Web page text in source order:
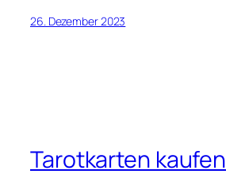
26. Dezember 2023
Tarotkarten kaufen